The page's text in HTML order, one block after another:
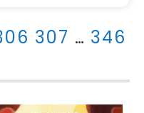
307 … 346